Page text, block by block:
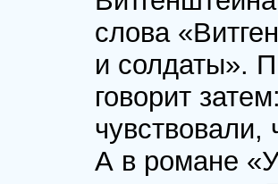
слова
и солдаты».
говорит
чувствовали,
А в романе